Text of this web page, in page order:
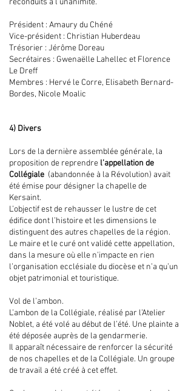
reconduits à l’unanimité.
Président : Amaury du Chéné
Vice-président : Christian Huberdeau
Trésorier : Jérôme Doreau
Secrétaires : Gwenaëlle Lahellec et Florence
Le Dreff
Membres : Hervé le Corre, Elisabeth Bernard-
Bordes, Nicole Moalic
4) Divers
Lors de la dernière assemblée générale, la
proposition de reprendre l’appellation de
Collégiale (abandonnée à la Révolution) avait
été émise pour désigner la chapelle de
Kersaint.
L’objectif est de rehausser le lustre de cet
édifice dont l’histoire et les dimensions le
distinguent des autres chapelles de la région.
Le maire et le curé ont validé cette appellation,
dans la mesure où elle n’impacte en rien
l’organisation ecclésiale du diocèse et n’a qu’un
objet patrimonial et touristique.
Vol de l’ambon.
L’ambon de la Collégiale, réalisé par l’Atelier
Noblet, a été volé au début de l’été. Une plainte a
été déposée auprès de la gendarmerie.
Il apparaît nécessaire de renforcer la sécurité
de nos chapelles et de la Collégiale. Un groupe
de travail a été créé à cet effet.